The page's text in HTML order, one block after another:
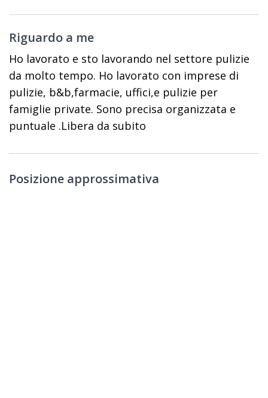
Riguardo a me
Ho lavorato e sto lavorando nel settore pulizie
da molto tempo. Ho lavorato con imprese di
pulizie, b&b,farmacie, uffici,e pulizie per
famiglie private. Sono precisa organizzata e
puntuale .Libera da subito
Posizione approssimativa